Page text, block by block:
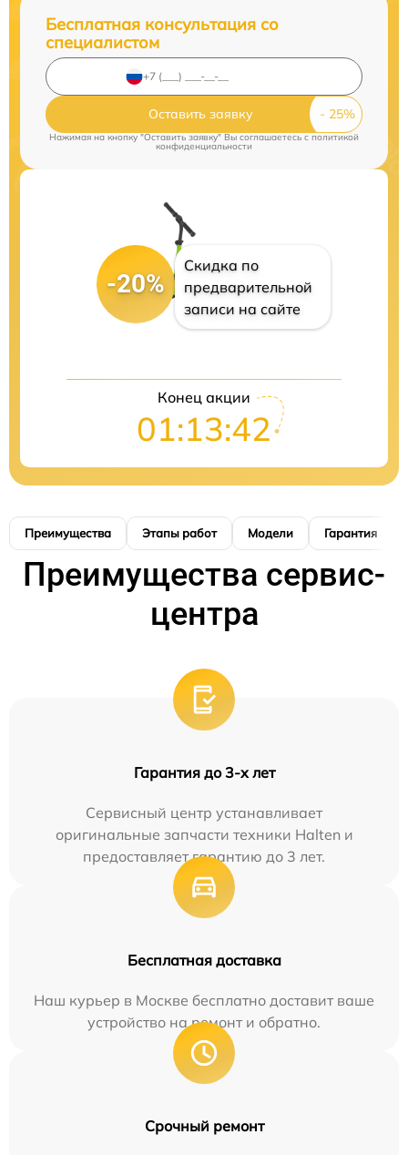
Бесплатная консультация со
специалистом
Оставить заявку
Нажимая на кнопку "Оставить заявку" Вы соглашаетесь cполитикой
конфиденциальности
-20%
Скидка по
предварительной
записи на сайте
Конец акции
01:13:41
Преимущества Этапы работ Модели Гарантия
Преимущества сервис-
центра
Гарантия до 3-х лет
Сервисный центр устанавливает
оригинальные запчасти техники Halten и
предоставляет гарантию до 3 лет.
Бесплатная доставка
Наш курьер в Москве бесплатно доставит ваше
устройство на ремонт и обратно.
Срочный ремонт